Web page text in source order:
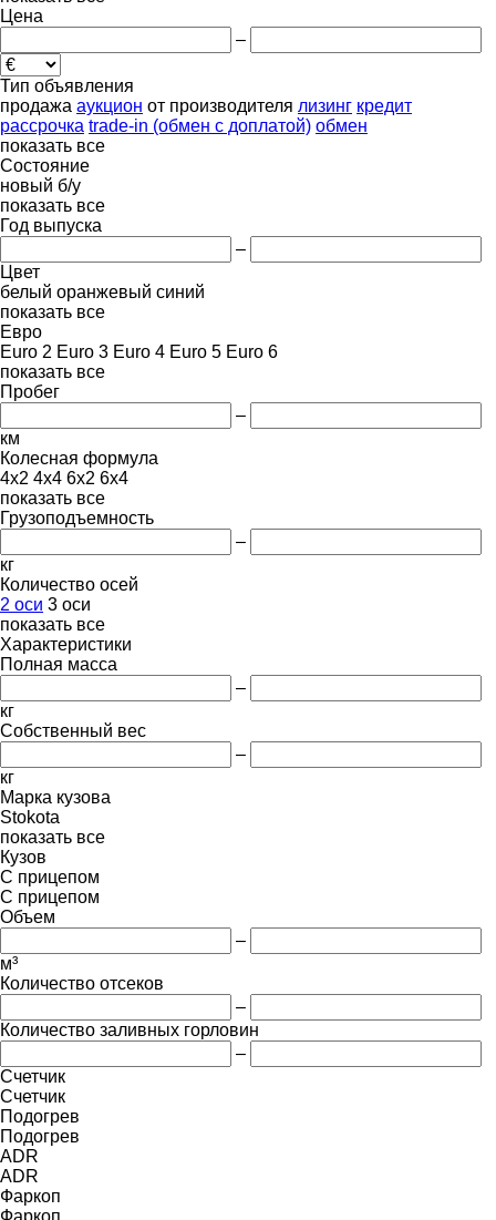
Цена
–
Тип объявления
продажа аукцион от производителя лизинг кредит
рассрочка trade-in (обмен с доплатой) обмен
показать все
Состояние
новый б/у
показать все
Год выпуска
–
Цвет
белый оранжевый синий
показать все
Евро
Euro 2 Euro 3 Euro 4 Euro 5 Euro 6
показать все
Пробег
–
км
Колесная формула
4x2 4x4 6x2 6x4
показать все
Грузоподъемность
–
кг
Количество осей
2 оси 3 оси
показать все
Характеристики
Полная масса
–
кг
Собственный вес
–
кг
Марка кузова
Stokota
показать все
Кузов
С прицепом
С прицепом
Объем
–
м³
Количество отсеков
–
Количество заливных горловин
–
Счетчик
Счетчик
Подогрев
Подогрев
ADR
ADR
Фаркоп
Фаркоп